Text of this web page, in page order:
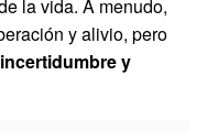
la vida. A menudo,
y alivio, pero
y